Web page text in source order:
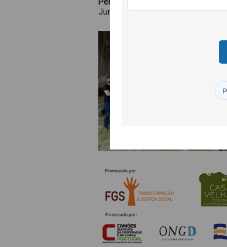
Junho de 2019 a Agosto de 2025